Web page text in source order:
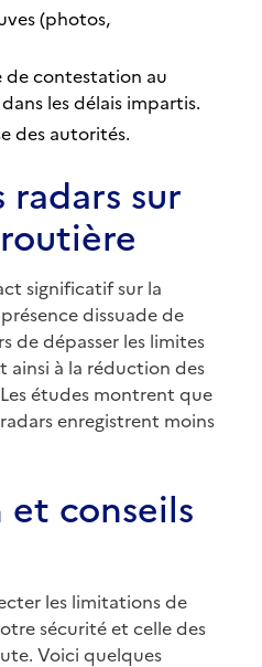
(photos,
de contestation au
les délais impartis.
des autorités.
sur
significatif sur la
dissuade de
de dépasser les limites
ainsi à la réduction des
études montrent que
enregistrent moins
conseils
les limitations de
sécurité et celle des
Voici quelques